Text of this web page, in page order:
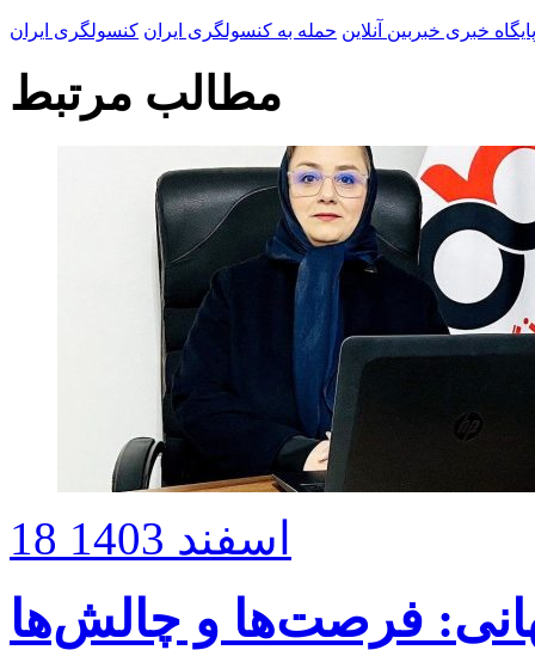
پایگاه خبری خبربین آنلاین حمله به کنسولگری ایران کنسولگری ایران
مطالب مرتبط
18 اسفند 1403
فرصت‌ها و چالش‌ها